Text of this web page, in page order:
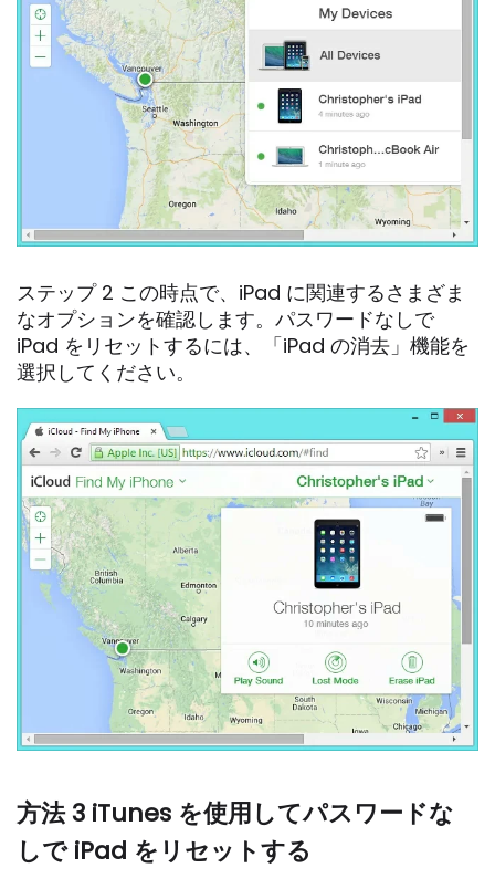
ステップ 2 この時点で、iPad に関連するさまざま
なオプションを確認します。パスワードなしで
iPad をリセットするには、「iPad の消去」機能を
選択してください。
方法 3 iTunes を使用してパスワードな
しで iPad をリセットする